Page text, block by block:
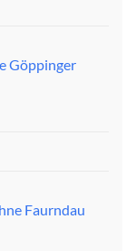
Göppinger
Faurndau